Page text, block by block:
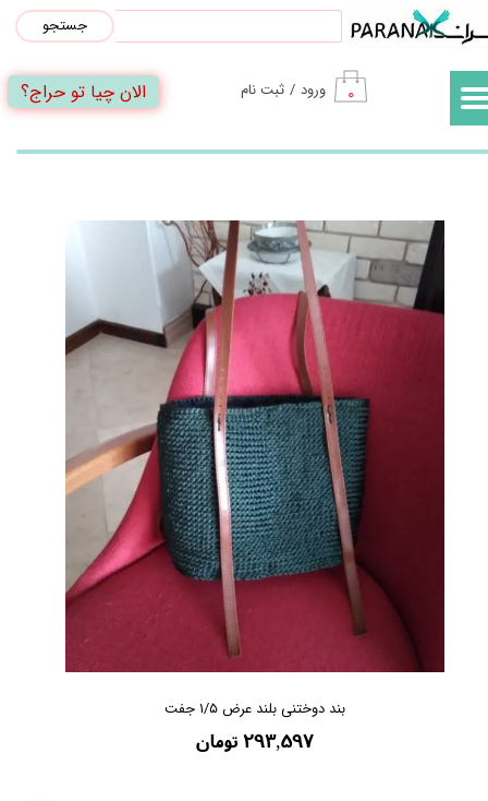
۰ ورود / ثبت نام
حساب کاربری من
تغییر گذر واژه
سفارشات
جستجو
الان چیا تو حراج؟
بند دوختنی بلند عرض ۱/۵ جفت
۲۹۳,۵۹۷ تومان